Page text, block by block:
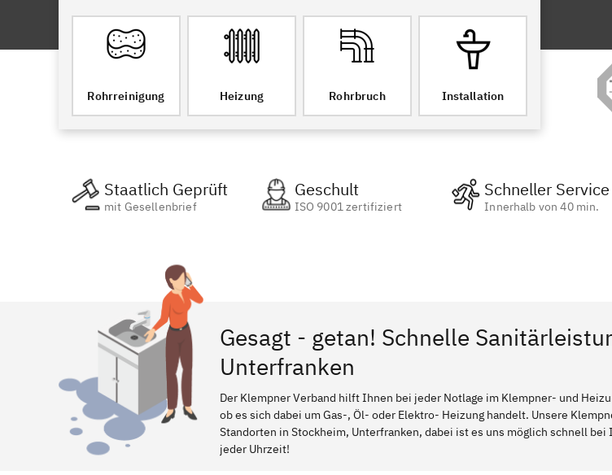
Rohrreinigung Heizung Rohrbruch Installation
Staatlich Geprüft
mit Gesellenbrief
Geschult
ISO 9001 zertifiziert
Schneller Service
Innerhalb von 40 min.
Gesagt - getan! Schnelle
Unterfranken
Der Klempner Verband hilft Ihnen bei jeder Notlage im Klempner- und
ob es sich dabei um Gas-, Öl- oder Elektro- Heizung handelt. Unsere
Standorten in Stockheim, Unterfranken, dabei ist es uns möglich schnell bei
jeder Uhrzeit!